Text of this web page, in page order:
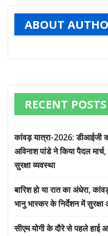
ABOUT
RECENT POSTS
कांवड़ यात्रा-2026: डीआईजी
अविनाश पांडे ने किया पैदल
सुरक्षा व्यवस्था
बारिश हो या रात का अंधेरा,
भानु भास्कर के निर्देशन में
सीएम योगी के दौरे से पहले हाई